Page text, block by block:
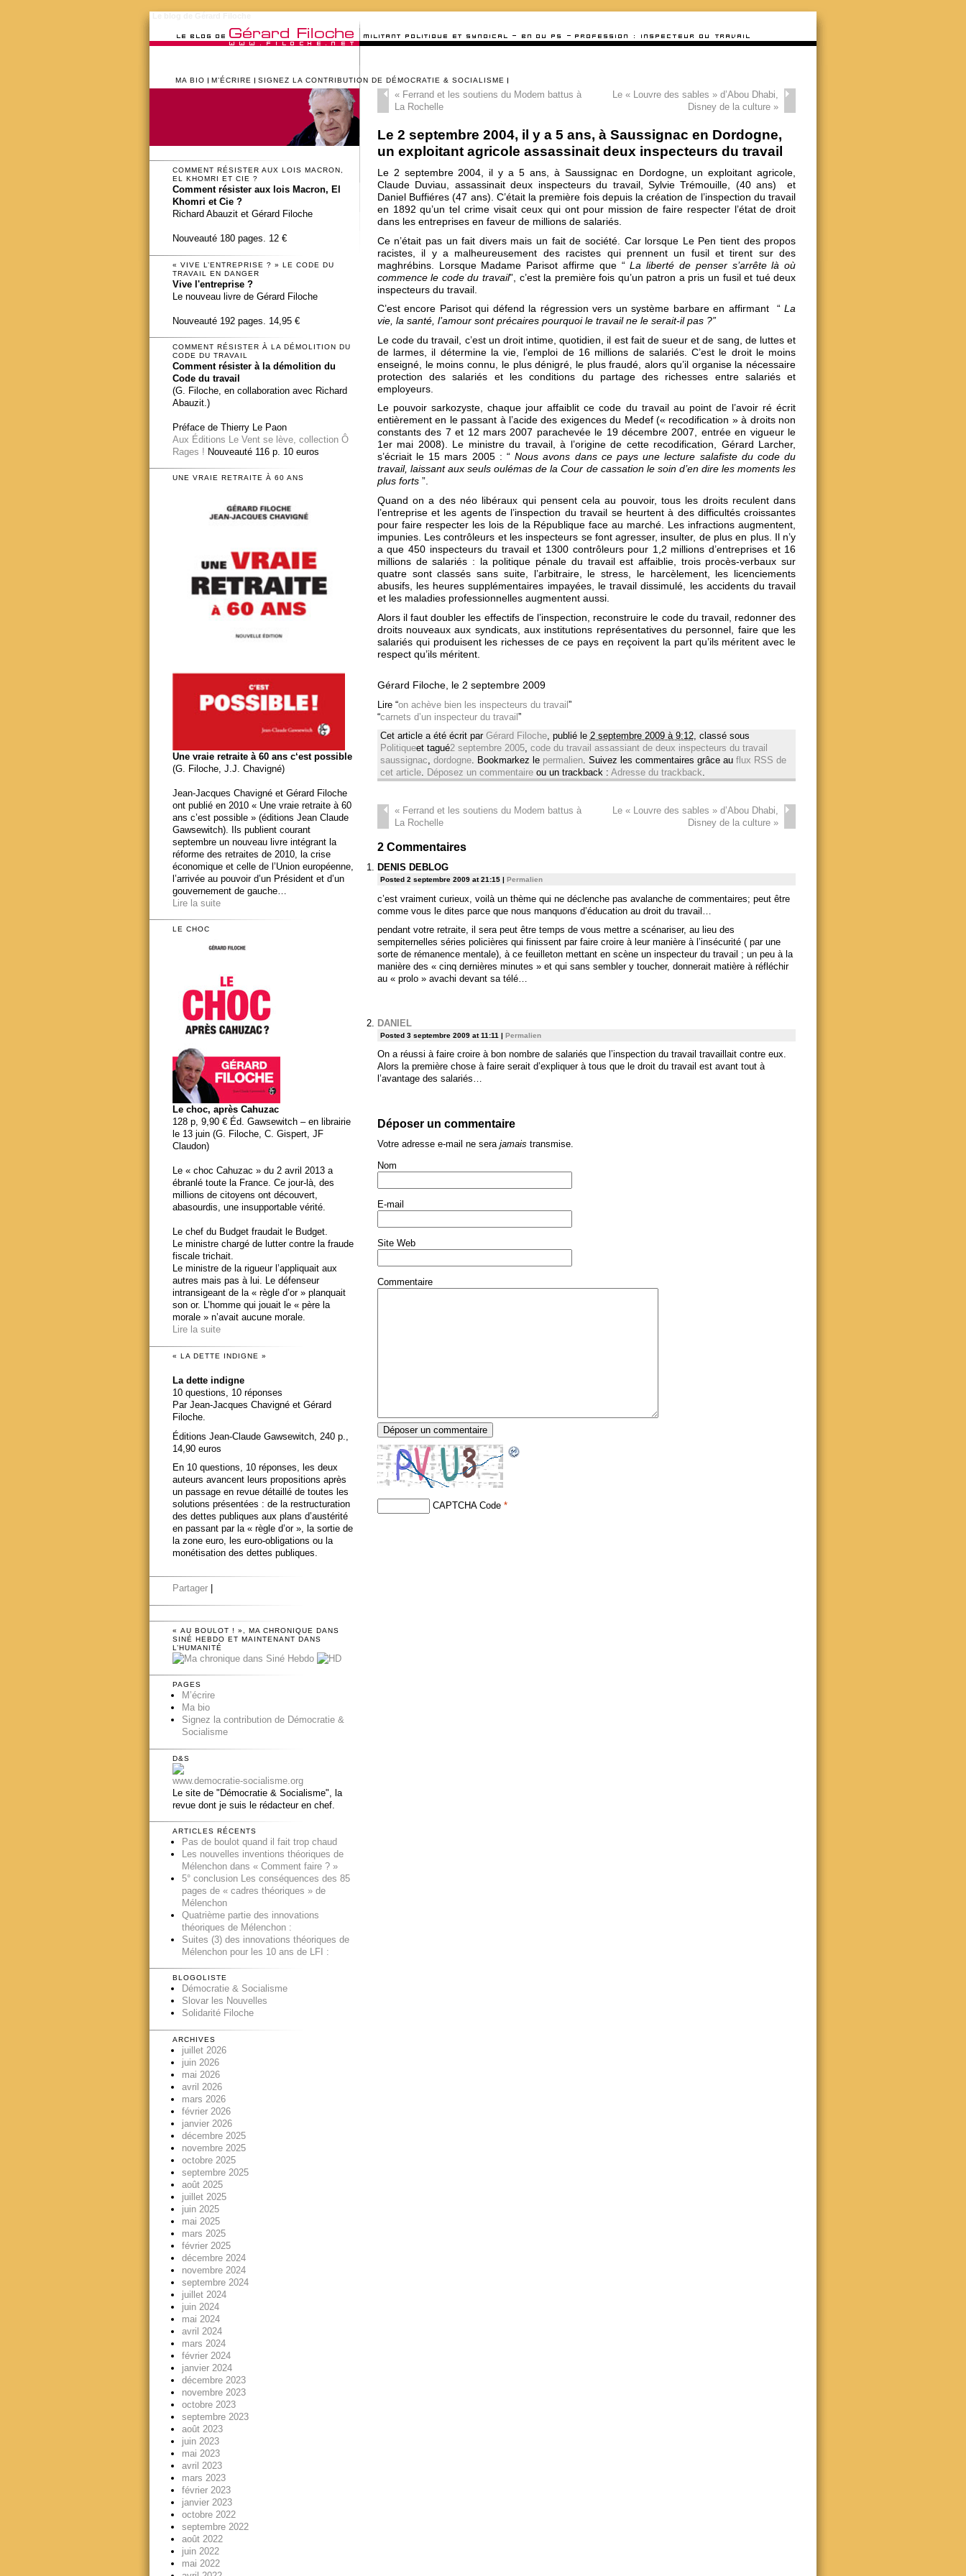
MA BIO M’ÉCRIRE SIGNEZ LA CONTRIBUTION DE DÉMOCRATIE & SOCIALISME
«Ferrand et les soutiens du Modem battus à
La Rochelle
Le « Louvre des sables » d’Abou Dhabi,
Disney de la culture»
Le 2 septembre 2004, il y a 5 ans, à Saussignac en Dordogne,
un exploitant agricole assassinait deux inspecteurs du travail
Le 2 septembre 2004, il y a 5 ans, à Saussignac en Dordogne, un exploitant agricole,
Claude Duviau, assassinait deux inspecteurs du travail, Sylvie Trémouille, (40 ans) et
Daniel Buffiéres (47 ans). C’était la première fois depuis la création de l’inspection du travail
en 1892 qu’un tel crime visait ceux qui ont pour mission de faire respecter l’état de droit
dans les entreprises en faveur de millions de salariés.
Ce n’était pas un fait divers mais un fait de société. Car lorsque Le Pen tient des propos
racistes, il y a malheureusement des racistes qui prennent un fusil et tirent sur des
maghrébins. Lorsque Madame Parisot affirme que “La liberté de penser s’arrête là où
commence le code du travail”, c’est la première fois qu’un patron a pris un fusil et tué deux
inspecteurs du travail.
C’est encore Parisot qui défend la régression vers un système barbare en affirmant “La
vie, la santé, l’amour sont précaires pourquoi le travail ne le serait-il pas ?”
Le code du travail, c’est un droit intime, quotidien, il est fait de sueur et de sang, de luttes et
de larmes, il détermine la vie, l’emploi de 16 millions de salariés. C’est le droit le moins
enseigné, le moins connu, le plus dénigré, le plus fraudé, alors qu’il organise la nécessaire
protection des salariés et les conditions du partage des richesses entre salariés et
employeurs.
Le pouvoir sarkozyste, chaque jour affaiblit ce code du travail au point de l’avoir ré écrit
entièrement en le passant à l’acide des exigences du Medef (« recodification » à droits non
constants des 7 et 12 mars 2007 parachevée le 19 décembre 2007, entrée en vigueur le
1er mai 2008). Le ministre du travail, à l’origine de cette recodification, Gérard Larcher,
s’écriait le 15 mars 2005 : “Nous avons dans ce pays une lecture salafiste du code du
travail, laissant aux seuls oulémas de la Cour de cassation le soin d’en dire les moments les
plus forts”.
Quand on a des néo libéraux qui pensent cela au pouvoir, tous les droits reculent dans
l’entreprise et les agents de l’inspection du travail se heurtent à des difficultés croissantes
pour faire respecter les lois de la République face au marché. Les infractions augmentent,
impunies. Les contrôleurs et les inspecteurs se font agresser, insulter, de plus en plus. Il n’y
a que 450 inspecteurs du travail et 1300 contrôleurs pour 1,2 millions d’entreprises et 16
millions de salariés : la politique pénale du travail est affaiblie, trois procès-verbaux sur
quatre sont classés sans suite, l’arbitraire, le stress, le harcèlement, les licenciements
abusifs, les heures supplémentaires impayées, le travail dissimulé, les accidents du travail
et les maladies professionnelles augmentent aussi.
Alors il faut doubler les effectifs de l’inspection, reconstruire le code du travail, redonner des
droits nouveaux aux syndicats, aux institutions représentatives du personnel, faire que les
salariés qui produisent les richesses de ce pays en reçoivent la part qu’ils méritent avec le
respect qu’ils méritent.
Gérard Filoche, le 2 septembre 2009
Lire “on achève bien les inspecteurs du travail”
“carnets d’un inspecteur du travail”
Cet article a été écrit par Gérard Filoche, publié le 2 septembre 2009 à 9:12, classé sous
Politiqueet tagué2 septembre 2005, code du travail assassiant de deux inspecteurs du travail
saussignac, dordogne. Bookmarkez le permalien. Suivez les commentaires grâce au flux RSS de
cet article. Déposez un commentaireou un trackback : Adresse du trackback.
«Ferrand et les soutiens du Modem battus à
La Rochelle
Le « Louvre des sables » d’Abou Dhabi,
Disney de la culture»
2Commentaires
DENIS DEBLOG
Posted 2 septembre 2009 at 21:15 | Permalien
c’est vraiment curieux, voilà un thème qui ne déclenche pas avalanche de commentaires; peut être
comme vous le dites parce que nous manquons d’éducation au droit du travail…
pendant votre retraite, il sera peut être temps de vous mettre a scénariser, au lieu des
sempiternelles séries policières qui finissent par faire croire à leur manière à l’insécurité ( par une
sorte de rémanence mentale), à ce feuilleton mettant en scène un inspecteur du travail ; un peu à la
manière des « cinq dernières minutes » et qui sans sembler y toucher, donnerait matière à réfléchir
au « prolo » avachi devant sa télé…
DANIEL
Posted 3 septembre 2009 at 11:11 | Permalien
On a réussi à faire croire à bon nombre de salariés que l’inspection du travail travaillait contre eux.
Alors la première chose à faire serait d’expliquer à tous que le droit du travail est avant tout à
l’avantage des salariés…
Déposer un commentaire
Votre adresse e-mail ne sera jamais transmise.
Nom
E-mail
Site Web
Commentaire
CAPTCHA Code*
COMMENT RÉSISTER AUX LOIS MACRON,
EL KHOMRI ET CIE ?
Comment résister aux lois Macron, El
Khomri et Cie ?
Richard Abauzit et Gérard Filoche
Nouveauté 180 pages. 12 €
« VIVE L’ENTREPRISE ? » LE CODE DU
TRAVAIL EN DANGER
Vive l'entreprise ?
Le nouveau livre de Gérard Filoche
Nouveauté 192 pages. 14,95 €
COMMENT RÉSISTER À LA DÉMOLITION DU
CODE DU TRAVAIL
Comment résister à la démolition du
Code du travail
(G. Filoche, en collaboration avec Richard
Abauzit.)
Préface de Thierry Le Paon
Aux Éditions Le Vent se lève, collection Ô
Rages ! Nouveauté 116 p. 10 euros
UNE VRAIE RETRAITE À 60 ANS
Une vraie retraite à 60 ans c‘est possible
(G. Filoche, J.J. Chavigné)
Jean-Jacques Chavigné et Gérard Filoche
ont publié en 2010 « Une vraie retraite à 60
ans c’est possible » (éditions Jean Claude
Gawsewitch). Ils publient courant
septembre un nouveau livre intégrant la
réforme des retraites de 2010, la crise
économique et celle de l’Union européenne,
l’arrivée au pouvoir d’un Président et d’un
gouvernement de gauche…
Lire la suite
LE CHOC
Le choc, après Cahuzac
128 p, 9,90 € Éd. Gawsewitch – en librairie
le 13 juin (G. Filoche, C. Gispert, JF
Claudon)
Le « choc Cahuzac » du 2 avril 2013 a
ébranlé toute la France. Ce jour-là, des
millions de citoyens ont découvert,
abasourdis, une insupportable vérité.
Le chef du Budget fraudait le Budget.
Le ministre chargé de lutter contre la fraude
fiscale trichait.
Le ministre de la rigueur l’appliquait aux
autres mais pas à lui. Le défenseur
intransigeant de la « règle d’or » planquait
son or. L’homme qui jouait le « père la
morale » n’avait aucune morale.
Lire la suite
« LA DETTE INDIGNE »
La dette indigne
10 questions, 10 réponses
Par Jean-Jacques Chavigné et Gérard
Filoche.
Éditions Jean-Claude Gawsewitch, 240 p.,
14,90 euros
En 10 questions, 10 réponses, les deux
auteurs avancent leurs propositions après
un passage en revue détaillé de toutes les
solutions présentées : de la restructuration
des dettes publiques aux plans d’austérité
en passant par la « règle d’or », la sortie de
la zone euro, les euro-obligations ou la
monétisation des dettes publiques.
Partager
« AU BOULOT ! », MA CHRONIQUE DANS
SINÉ HEBDO ET MAINTENANT DANS
L’HUMANITÉ
PAGES
M’écrire
Ma bio
Signez la contribution de Démocratie &
Socialisme
D&S
www.democratie-socialisme.org
Le site de "Démocratie & Socialisme", la
revue dont je suis le rédacteur en chef.
ARTICLES RÉCENTS
Pas de boulot quand il fait trop chaud
Les nouvelles inventions théoriques de
Mélenchon dans « Comment faire ? »
5° conclusion Les conséquences des 85
pages de « cadres théoriques » de
Mélenchon
Quatrième partie des innovations
théoriques de Mélenchon :
Suites (3) des innovations théoriques de
Mélenchon pour les 10 ans de LFI :
BLOGOLISTE
Démocratie & Socialisme
Slovar les Nouvelles
Solidarité Filoche
ARCHIVES
juillet 2026
juin 2026
mai 2026
avril 2026
mars 2026
février 2026
janvier 2026
décembre 2025
novembre 2025
octobre 2025
septembre 2025
août 2025
juillet 2025
juin 2025
mai 2025
mars 2025
février 2025
décembre 2024
novembre 2024
septembre 2024
juillet 2024
juin 2024
mai 2024
avril 2024
mars 2024
février 2024
janvier 2024
décembre 2023
novembre 2023
octobre 2023
septembre 2023
août 2023
juin 2023
mai 2023
avril 2023
mars 2023
février 2023
janvier 2023
octobre 2022
septembre 2022
août 2022
juin 2022
mai 2022